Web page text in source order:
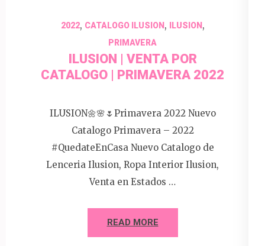
2022, CATALOGO ILUSION, ILUSION,
PRIMAVERA
ILUSION | VENTA POR
CATALOGO | PRIMAVERA 2022
ILUSION🌼🌸🌷Primavera 2022 Nuevo
Catalogo Primavera – 2022
#QuedateEnCasa Nuevo Catalogo de
Lenceria Ilusion, Ropa Interior Ilusion,
Venta en Estados …
READ MORE